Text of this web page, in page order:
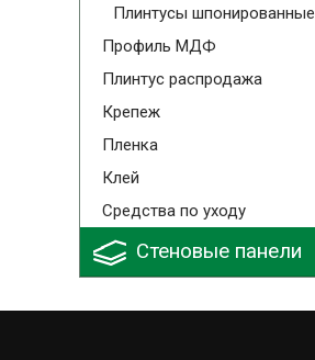
Плинтусы шпонированные
Профиль МДФ
Плинтус распродажа
Крепеж
Пленка
Клей
Средства по уходу
Стеновые панели